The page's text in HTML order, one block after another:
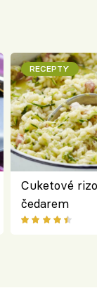
RECEPTY
Cuketové
čedarem